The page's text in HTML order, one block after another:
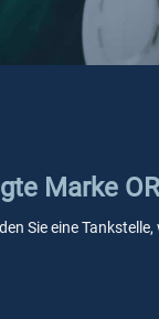
Marke
Sie eine